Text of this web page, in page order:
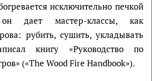
исключительно печкой
дает мастер-классы, как
рубить, сушить, укладывать
книгу «Руководство по
(«The Wood Fire Handbook»).